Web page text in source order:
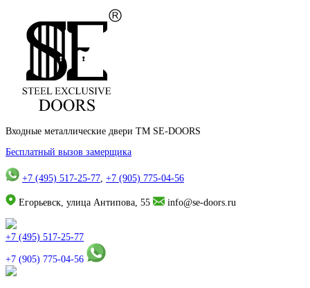
Входные металлические двери TM SE-DOORS
Бесплатный вызов замерщика
+7 (495) 517-25-77, +7 (905) 775-04-56
Егорьевск, улица Антипова, 55 info@se-doors.ru
+7 (495) 517-25-77
+7 (905) 775-04-56